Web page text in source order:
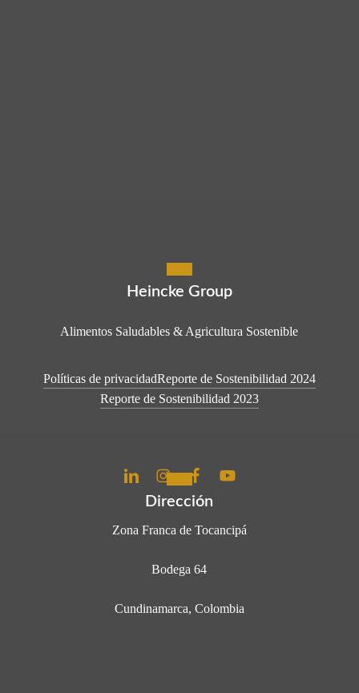
Heincke Group
Alimentos Saludables & Agricultura Sostenible
Políticas de privacidadReporte de Sostenibilidad 2024
Reporte de Sostenibilidad 2023
Dirección
Zona Franca de Tocancipá
Bodega 64
Cundinamarca, Colombia